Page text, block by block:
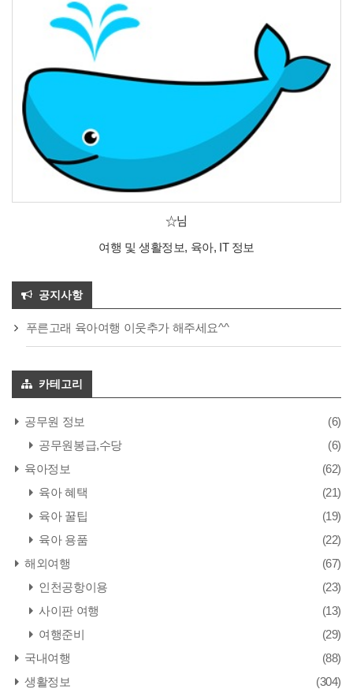
☆님
여행 및 생활정보, 육아, IT 정보
공지사항
푸른고래 육아여행 이웃추가 해주세요^^
카테고리
공무원 정보
(6)
공무원봉급,수당
(6)
육아정보
(62)
육아 혜택
(21)
육아 꿀팁
(19)
육아 용품
(22)
해외여행
(67)
인천공항이용
(23)
사이판 여행
(13)
여행준비
(29)
국내여행
(88)
생활정보
(304)